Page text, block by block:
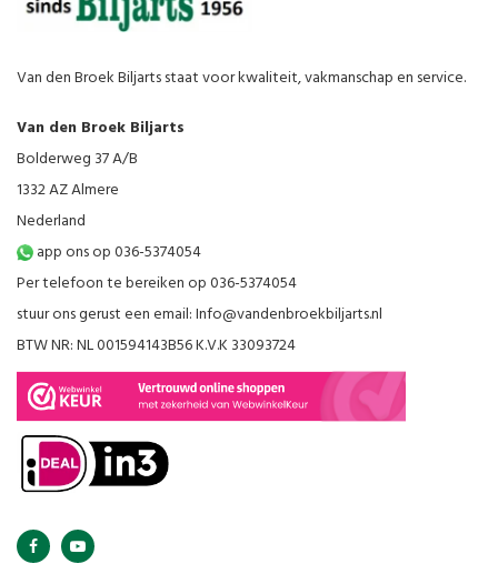
Van den Broek Biljarts staat voor kwaliteit, vakmanschap en service.
Van den Broek Biljarts
Bolderweg 37 A/B
1332 AZ Almere
Nederland
app ons op 036-5374054
Per telefoon te bereiken op 036-5374054
stuur ons gerust een email:Info@vandenbroekbiljarts.nl
BTW NR: NL 001594143B56 K.V.K 33093724